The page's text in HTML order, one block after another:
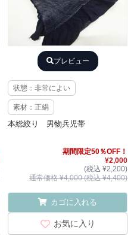
プレビュー
状態：非常によい
素材：正絹
本総絞り 男物兵児帯
期間限定50％OFF！
¥2,000
(税込 ¥2,200)
通常価格 ¥4,000 (税込 ¥4,400)
カゴに入れる
お気に入り